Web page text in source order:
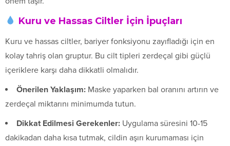
Kuru ve Hassas Ciltler İçin İpuçları
Kuru ve hassas ciltler, bariyer fonksiyonu zayıfladığı için en
kolay tahriş olan gruptur. Bu cilt tipleri zerdeçal gibi güçlü
içeriklere karşı daha dikkatli olmalıdır.
Önerilen Yaklaşım: Maske yaparken bal oranını artırın ve
zerdeçal miktarını minimumda tutun.
Dikkat Edilmesi Gerekenler: Uygulama süresini 10-15
dakikadan daha kısa tutmak, cildin aşırı kurumaması için